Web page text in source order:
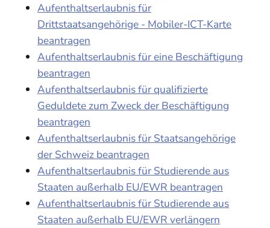
Aufenthaltserlaubnis für
Drittstaatsangehörige - Mobiler-ICT-Karte
beantragen
Aufenthaltserlaubnis für eine Beschäftigung
beantragen
Aufenthaltserlaubnis für qualifizierte
Geduldete zum Zweck der Beschäftigung
beantragen
Aufenthaltserlaubnis für Staatsangehörige
der Schweiz beantragen
Aufenthaltserlaubnis für Studierende aus
Staaten außerhalb EU/EWR beantragen
Aufenthaltserlaubnis für Studierende aus
Staaten außerhalb EU/EWR verlängern